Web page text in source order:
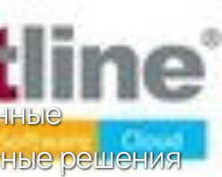
решения